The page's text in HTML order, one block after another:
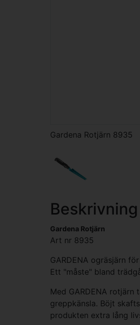
Gardena Rotjärn 8935
Beskrivning
Gardena Rotjärn
Art nr 8935
GARDENA ogräsjärn
Ett "måste" bland
Med GARDENA
greppkänsla. Böjt
produkten extra lång